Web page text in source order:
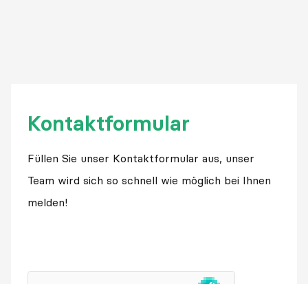
Kontaktformular
Füllen Sie unser Kontaktformular aus, unser
Team wird sich so schnell wie möglich bei Ihnen
melden!